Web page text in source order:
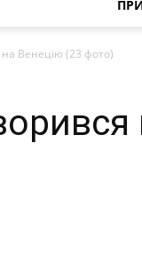
Венецію (23 фото)